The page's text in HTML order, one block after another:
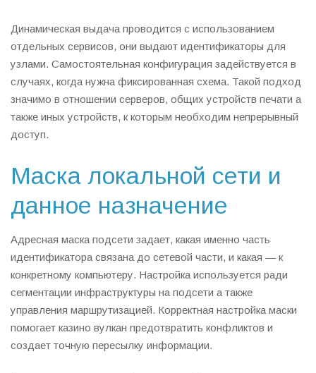
Динамическая выдача проводится с использованием
отдельных сервисов, они выдают идентификаторы для
узлами. Самостоятельная конфигурация задействуется в
случаях, когда нужна фиксированная схема. Такой подход
значимо в отношении серверов, общих устройств печати а
также иных устройств, к которым необходим непрерывный
доступ.
Маска локальной сети и
данное назначение
Адресная маска подсети задает, какая именно часть
идентификатора связана до сетевой части, и какая — к
конкретному компьютеру. Настройка используется ради
сегментации инфраструктуры на подсети а также
управления маршрутизацией. Корректная настройка маски
помогает казино вулкан предотвратить конфликтов и
создает точную пересылку информации.